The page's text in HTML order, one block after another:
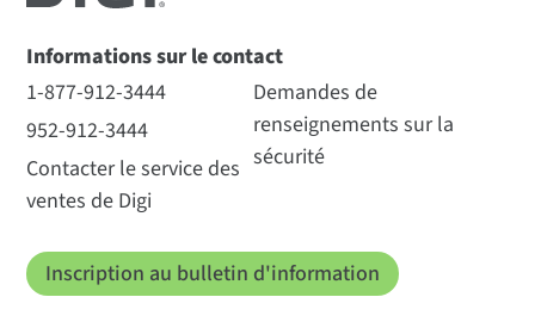
Informations sur le contact
1-877-912-3444
952-912-3444
Contacter le service des
ventes de Digi
Demandes de
renseignements sur la
sécurité
Inscription au bulletin d'information